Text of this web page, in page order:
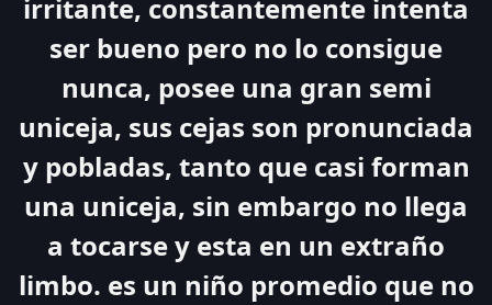
irritante, constantemente intenta
ser bueno pero no lo consigue
nunca, posee una gran semi
uniceja, sus cejas son pronunciada
y pobladas, tanto que casi forman
una uniceja, sin embargo no llega
a tocarse y esta en un extraño
limbo. es un niño promedio que no